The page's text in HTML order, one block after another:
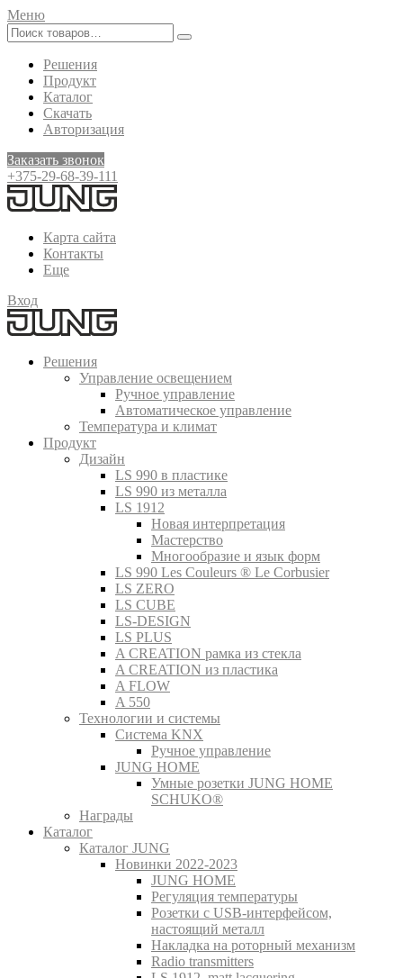
Меню
Решения
Продукт
Каталог
Скачать
Авторизация
Заказать звонок
+375-29-68-39-111
Карта сайта
Контакты
Еще
Вход
Решения
Управление освещением
Ручное управление
Автоматическое управление
Температура и климат
Продукт
Дизайн
LS 990 в пластике
LS 990 из металла
LS 1912
Новая интерпретация
Мастерство
Многообразие и язык форм
LS 990 Les Couleurs ® Le Corbusier
LS ZERO
LS CUBE
LS-DESIGN
LS PLUS
A CREATION рамка из стекла
A CREATION из пластика
A FLOW
A 550
Технологии и системы
Система KNX
Ручное управление
JUNG HOME
Умные розетки JUNG HOME
SCHUKO®
Награды
Каталог
Каталог JUNG
Новинки 2022-2023
JUNG HOME
Регуляция температуры
Розетки с USB-интерфейсом,
настоящий металл
Накладка на роторный механизм
Radio transmitters